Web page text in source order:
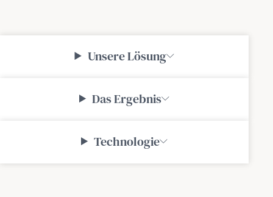
Unsere Lösung
Das Ergebnis
Technologie